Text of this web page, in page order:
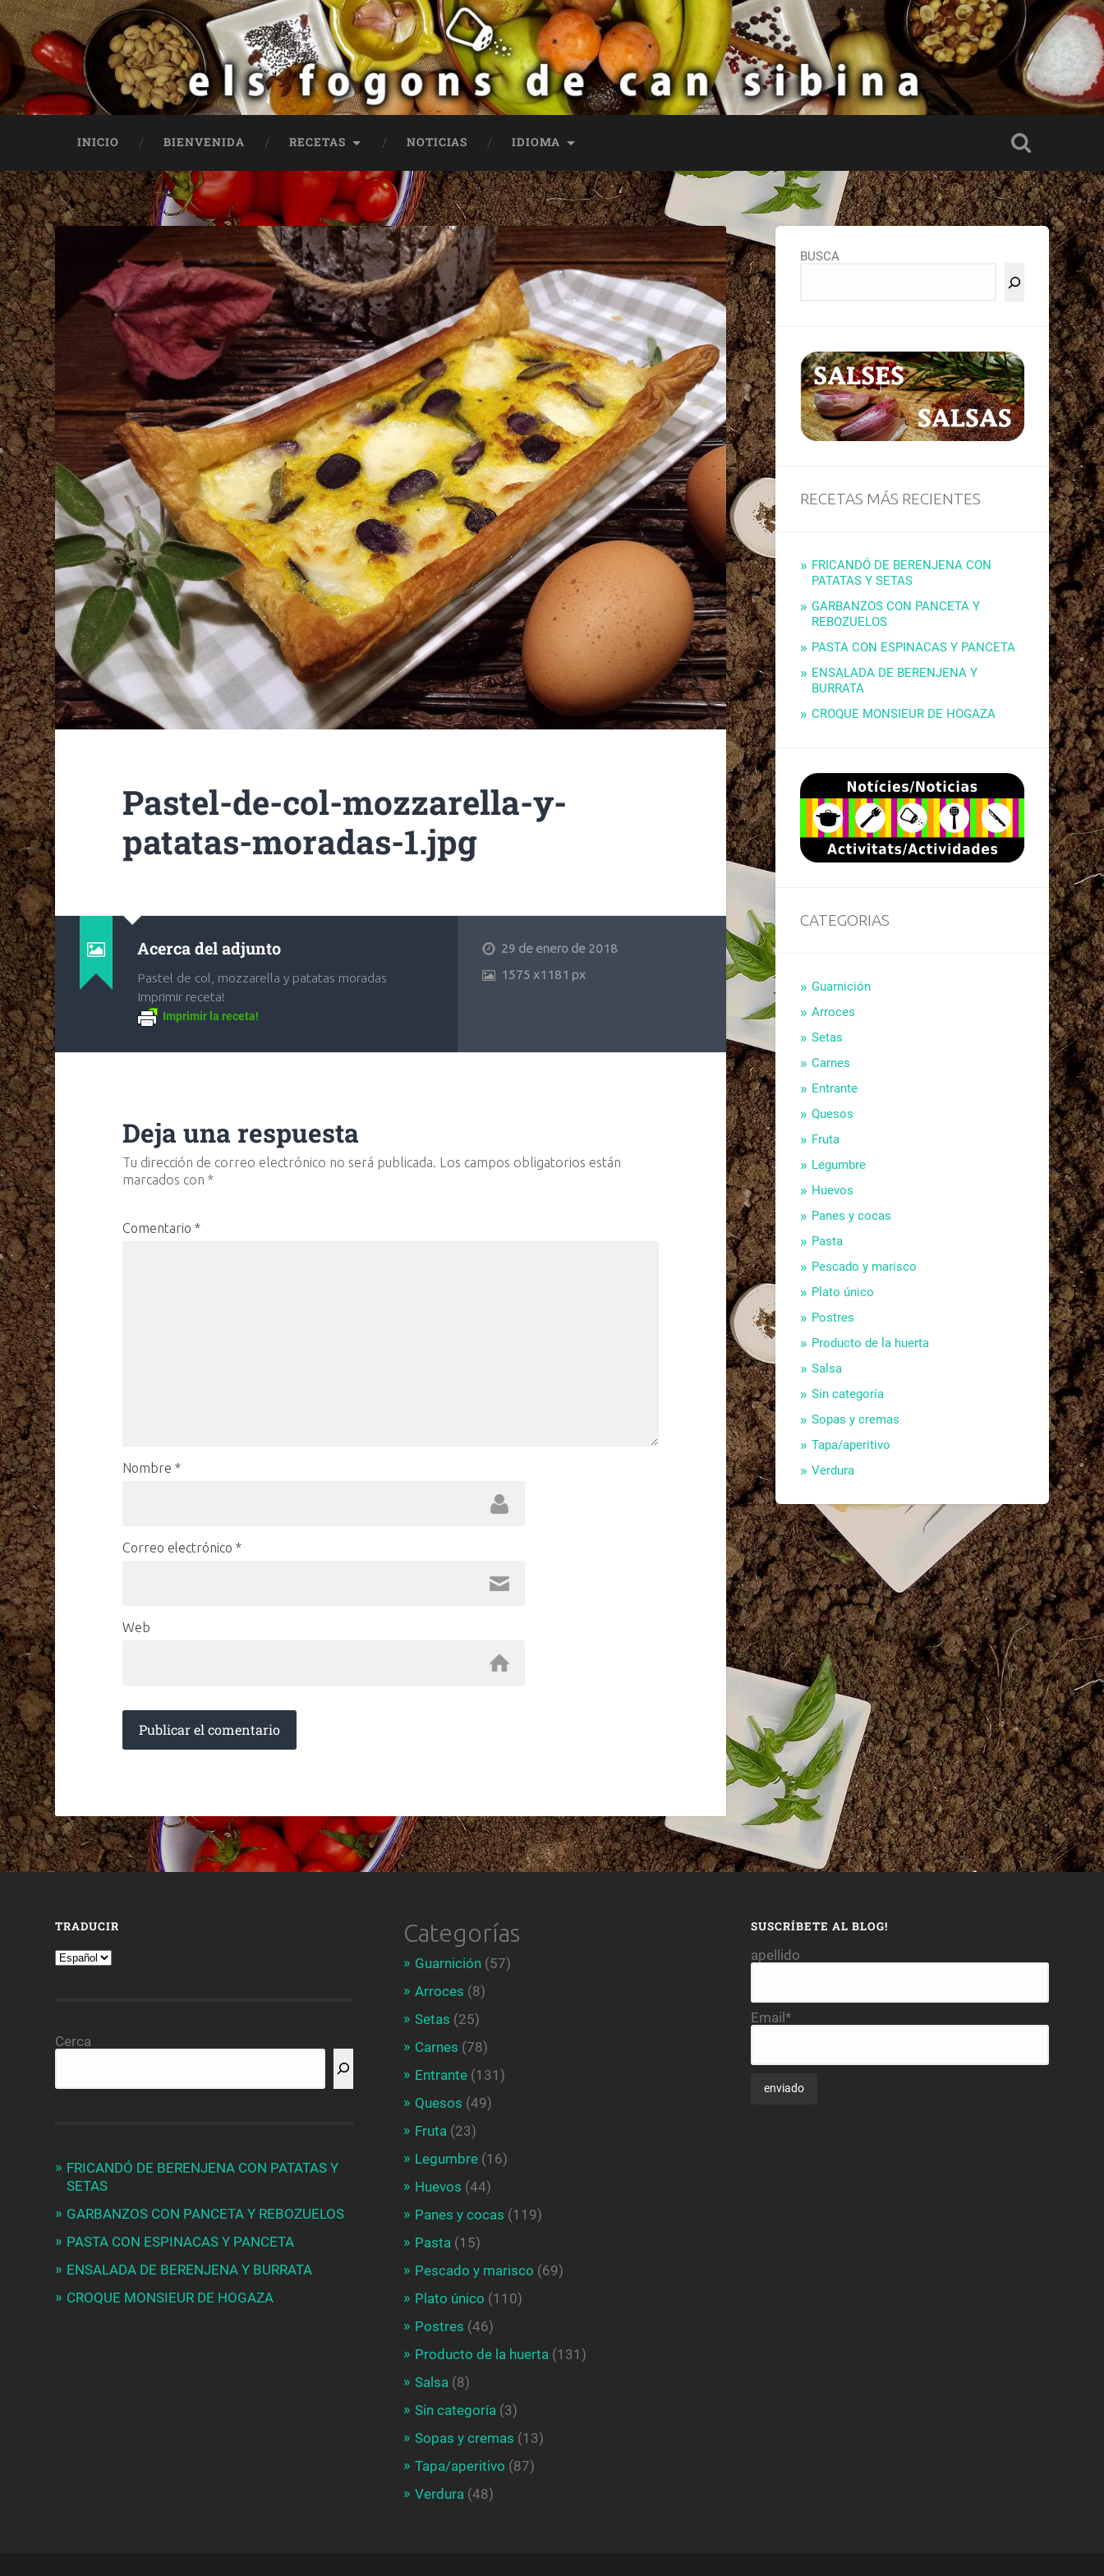
INICIO BIENVENIDA RECETAS NOTICIAS IDIOMA
Pastel-de-col-mozzarella-y-
patatas-moradas-1.jpg
Acerca del adjunto
Pastel de col, mozzarella y patatas moradas
Imprimir receta!
Imprimir la receta!
29 de enero de 2018
1575x1181 px
Deja una respuesta
Tu dirección de correo electrónico no será publicada. Los campos obligatorios están
marcados con *
Comentario *
Nombre *
Correo electrónico *
Web
BUSCA
RECETAS MÁS RECIENTES
FRICANDÓ DE BERENJENA CON
PATATAS Y SETAS
GARBANZOS CON PANCETA Y
REBOZUELOS
PASTA CON ESPINACAS Y PANCETA
ENSALADA DE BERENJENA Y
BURRATA
CROQUE MONSIEUR DE HOGAZA
CATEGORIAS
Guarnición
Arroces
Setas
Carnes
Entrante
Quesos
Fruta
Legumbre
Huevos
Panes y cocas
Pasta
Pescado y marisco
Plato único
Postres
Producto de la huerta
Salsa
Sin categoría
Sopas y cremas
Tapa/aperitivo
Verdura
TRADUCIR
Cerca
FRICANDÓ DE BERENJENA CON PATATAS Y
SETAS
GARBANZOS CON PANCETA Y REBOZUELOS
PASTA CON ESPINACAS Y PANCETA
ENSALADA DE BERENJENA Y BURRATA
CROQUE MONSIEUR DE HOGAZA
Categorías
Guarnición(57)
Arroces (8)
Setas (25)
Carnes (78)
Entrante(131)
Quesos (49)
Fruta (23)
Legumbre(16)
Huevos (44)
Panes y cocas (119)
Pasta (15)
Pescado y marisco (69)
Plato único (110)
Postres (46)
Producto de la huerta (131)
Salsa (8)
Sin categoría (3)
Sopas y cremas (13)
Tapa/aperitivo (87)
Verdura (48)
SUSCRÍBETE AL BLOG!
apellido
Email*